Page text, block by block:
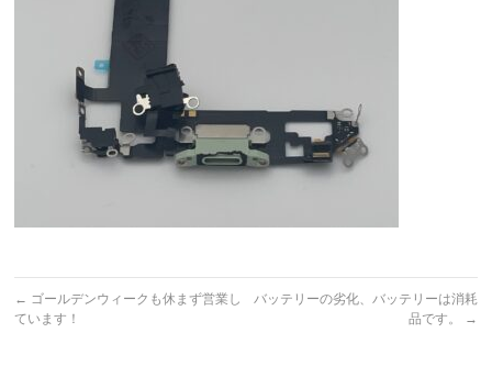
← ゴールデンウィークも休まず営業し
ています！
バッテリーの劣化、バッテリーは消耗
品です。
→